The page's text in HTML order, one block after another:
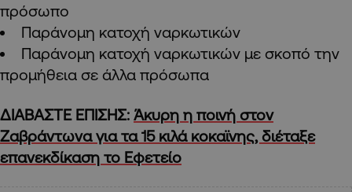
πρόσωπο
Παράνομη κατοχή ναρκωτικών
Παράνομη κατοχή ναρκωτικών με σκοπό την
προμήθεια σε άλλα πρόσωπα
ΔΙΑΒΑΣΤΕ ΕΠΙΣΗΣ: Άκυρη η ποινή στον
Ζαβράντωνα για τα 15 κιλά κοκαϊνης, διέταξε
επανεκδίκαση το Εφετείο